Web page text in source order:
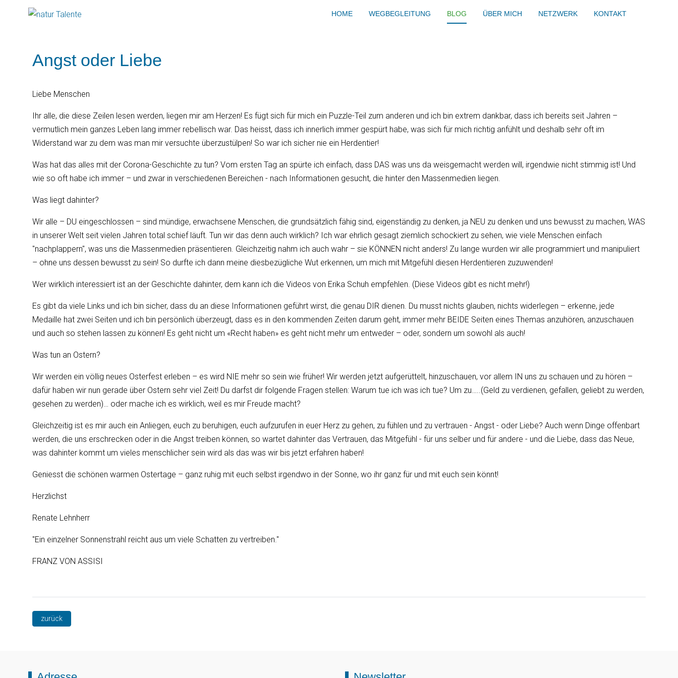
HOME WEGBEGLEITUNG BLOG ÜBER MICH NETZWERK KONTAKT
Ich kann dir nicht wehtun, ohne mich zu
Angst oder Liebe
Liebe Menschen
Ihr alle, die diese Zeilen lesen werden, liegen mir am Herzen! Es fügt sich für mich ein Puzzle-Teil zum anderen und ich bin extrem dankbar, dass ich bereits seit Jahren –
vermutlich mein ganzes Leben lang immer rebellisch war. Das heisst, dass ich innerlich immer gespürt habe, was sich für mich richtig anfühlt und deshalb sehr oft im
Widerstand war zu dem was man mir versuchte überzustülpen! So war ich sicher nie ein Herdentier!
Was hat das alles mit der Corona-Geschichte zu tun? Vom ersten Tag an spürte ich einfach, dass DAS was uns da weisgemacht werden will, irgendwie nicht stimmig ist! Und
wie so oft habe ich immer – und zwar in verschiedenen Bereichen - nach Informationen gesucht, die hinter den Massenmedien liegen.‍
Was liegt dahinter?
Wir alle – DU eingeschlossen – sind mündige, erwachsene Menschen, die grundsätzlich fähig sind, eigenständig zu denken, ja NEU zu denken und uns bewusst zu machen, WAS
in unserer Welt seit vielen Jahren total schief läuft. Tun wir das denn auch wirklich? Ich war ehrlich gesagt ziemlich schockiert zu sehen, wie viele Menschen einfach
"nachplappern", was uns die Massenmedien präsentieren. Gleichzeitig nahm ich auch wahr – sie KÖNNEN nicht anders! Zu lange wurden wir alle programmiert und manipuliert
– ohne uns dessen bewusst zu sein! So durfte ich dann meine diesbezügliche Wut erkennen, um mich mit Mitgefühl diesen Herdentieren zuzuwenden!
Wer wirklich interessiert ist an der Geschichte dahinter, dem kann ich die Videos von Erika Schuh empfehlen. (Diese Videos gibt es nicht mehr!)
Es gibt da viele Links und ich bin sicher, dass du an diese Informationen geführt wirst, die genau DIR dienen. Du musst nichts glauben, nichts widerlegen – erkenne, jede
Medaille hat zwei Seiten und ich bin persönlich überzeugt, dass es in den kommenden Zeiten darum geht, immer mehr BEIDE Seiten eines Themas anzuhören, anzuschauen
und auch so stehen lassen zu können! Es geht nicht um «Recht haben» es geht nicht mehr um entweder – oder, sondern um sowohl als auch!
Was tun an Ostern?
Wir werden ein völlig neues Osterfest erleben – es wird NIE mehr so sein wie früher! Wir werden jetzt aufgerüttelt, hinzuschauen, vor allem IN uns zu schauen und zu hören –
dafür haben wir nun gerade über Ostern sehr viel Zeit! Du darfst dir folgende Fragen stellen: Warum tue ich was ich tue? Um zu…..(Geld zu verdienen, gefallen, geliebt zu werden,
gesehen zu werden)… oder mache ich es wirklich, weil es mir Freude macht?
Gleichzeitig ist es mir auch ein Anliegen, euch zu beruhigen, euch aufzurufen in euer Herz zu gehen, zu fühlen und zu vertrauen - Angst - oder Liebe? Auch wenn Dinge offenbart
werden, die uns erschrecken oder in die Angst treiben können, so wartet dahinter das Vertrauen, das Mitgefühl - für uns selber und für andere - und die Liebe, dass das Neue,
was dahinter kommt um vieles menschlicher sein wird als das was wir bis jetzt erfahren haben!
Geniesst die schönen warmen Ostertage – ganz ruhig mit euch selbst irgendwo in der Sonne, wo ihr ganz für und mit euch sein könnt!
Herzlichst
Renate Lehnherr
"Ein einzelner Sonnenstrahl reicht aus um viele Schatten zu vertreiben."
FRANZ VON ASSISI
zurück